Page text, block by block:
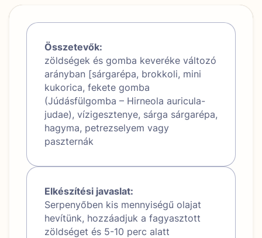
Összetevők:
zöldségek és gomba keveréke változó
arányban [sárgarépa, brokkoli, mini
kukorica, fekete gomba
(Júdásfülgomba – Hirneola auricula-
judae), vízigesztenye, sárga sárgarépa,
hagyma, petrezselyem vagy
paszternák
Elkészítési javaslat:
Serpenyőben kis mennyiségű olajat
hevítünk, hozzáadjuk a fagyasztott
zöldséget és 5-10 perc alatt